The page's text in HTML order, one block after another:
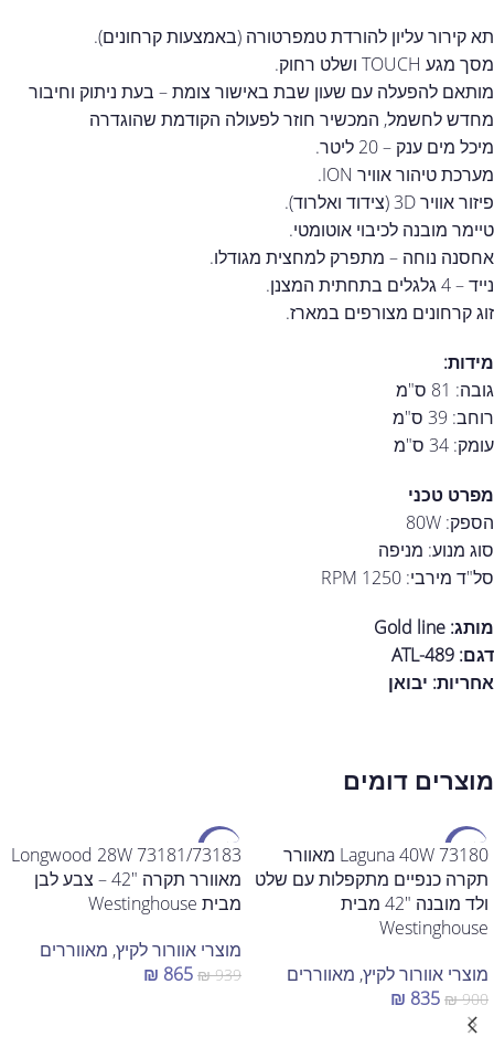
תא קירור עליון להורדת טמפרטורה (באמצעות קרחונים).
מסך מגע TOUCH ושלט רחוק.
מותאם להפעלה עם שעון שבת באישור צומת – בעת ניתוק וחיבור
מחדש לחשמל, המכשיר חוזר לפעולה הקודמת שהוגדרה
מיכל מים ענק – 20 ליטר.
מערכת טיהור אוויר ION.
פיזור אוויר 3D (צידוד ואלרוד).
טיימר מובנה לכיבוי אוטומטי.
אחסנה נוחה – מתפרק למחצית מגודלו.
נייד – 4 גלגלים בתחתית המצנן.
זוג קרחונים מצורפים במארז.
מידות:
גובה: 81 ס"מ
רוחב: 39 ס"מ
עומק: 34 ס"מ
מפרט טכני
הספק: 80W
סוג מנוע: מניפה
סל"ד מירבי: 1250 RPM
מותג: Gold line
דגם: ATL-489
אחריות: יבואן
מוצרים דומים
מבצע
73180 Laguna 40W מאוורר
תקרה כנפיים מתקפלות עם שלט
ולד מובנה "42 מבית
Westinghouse
מוצרי אוורור לקיץ, מאווררים
₪900
₪ 835
מבצע
73181/73183 Longwood 28W
מאוורר תקרה "42 – צבע לבן
מבית Westinghouse
מוצרי אוורור לקיץ, מאווררים
₪939
₪ 865